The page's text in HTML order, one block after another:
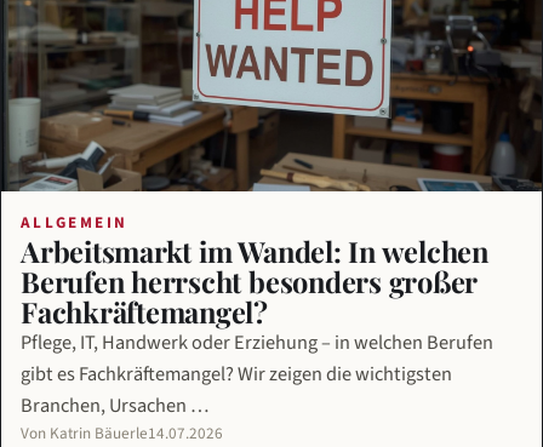
ALLGEMEIN
Arbeitsmarkt im Wandel: In welchen
Berufen herrscht besonders großer
Fachkräftemangel?
Pflege, IT, Handwerk oder Erziehung – in welchen Berufen
gibt es Fachkräftemangel? Wir zeigen die wichtigsten
Branchen, Ursachen …
Von Katrin Bäuerle14.07.2026